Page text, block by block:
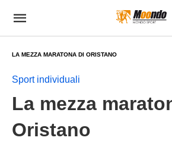
LA MEZZA MARATONA DI ORISTANO
Sport individuali
La mezza
Oristano